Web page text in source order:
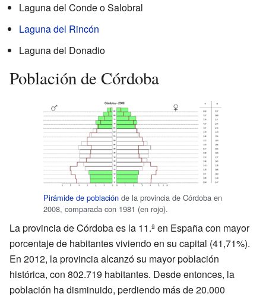
Laguna del Conde o Salobral
Laguna del Rincón
Laguna del Donadio
Población de Córdoba
Pirámide de población de la provincia de Córdoba en
2008, comparada con 1981 (en rojo).
La provincia de Córdoba es la 11.ª en España con mayor
porcentaje de habitantes viviendo en su capital (41,71%).
En 2012, la provincia alcanzó su mayor población
histórica, con 802.719 habitantes. Desde entonces, la
población ha disminuido, perdiendo más de 20.000